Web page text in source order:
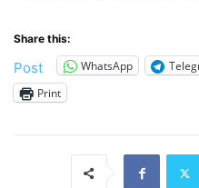
Share this:
Post WhatsApp
Print